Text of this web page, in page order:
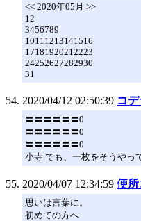
<< 2020年05月 >>
12
3456789
10111213141516
17181920212223
24252627282930
31
2020/04/12 02:50:39 コ
〓〓〓〓〓〓0
〓〓〓〓〓〓0
〓〓〓〓〓〓0
小寺 でも、一枚をそうやっ
2020/04/07 12:34:59 便
思いは言葉に。
初めての方へ